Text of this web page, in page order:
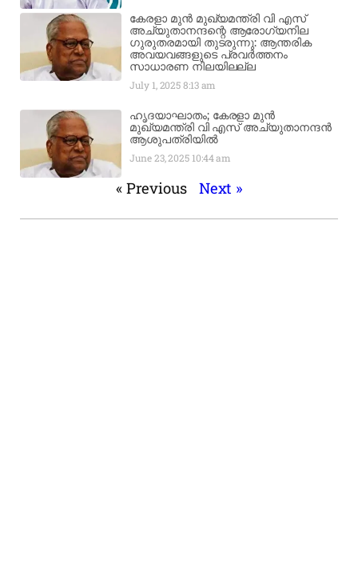
കേരളാ മുൻ മുഖ്യമന്ത്രി വി എസ്
അച്യുതാനന്ദന്റെ ആരോഗ്യനില
ഗുരുതരമായി തുടരുന്നു: ആന്തരിക
അവയവങ്ങളുടെ പ്രവർത്തനം
സാധാരണ നിലയിലല്ല
July 1, 20258:13 am
ഹൃദയാഘാതം; കേരളാ മുൻ
മുഖ്യമന്ത്രി വി എസ് അച്യുതാനന്ദൻ
ആശുപത്രിയിൽ
June 23, 2025 10:44 am
« Previous Next »